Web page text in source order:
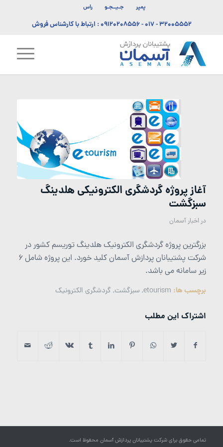
پمپر جـیــجـو راس
۳۲۰۰۵۵۵۲ - ۰۱۷ -۰۹۱۲۰۲۰۸۵۵۶: ارتباط با کارشناس فروش
آغاز پروژه گردشگری الکترونیکی هلدینگ
سبزگشت
دراخبار آسمان
بزرگترین پروژه گردشگری الکترونیک هلدینگ توریسم کشور در
شرکت پشتیبانان پردازش آسمان کلید خورد. این پروژه شامل 6
زیر سامانه می باشد.
برچسب ها: etourism
, سبزگشت, گردشگری الکترونیک
اشتراک این مطلب
تمامی حقوق برای شرکت پشتیبانان پردازش آسمان محفوظ است.